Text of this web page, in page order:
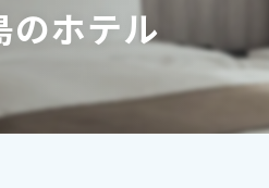
中央アジア
・他インド洋
スウェー
スロヴェ
のホテル